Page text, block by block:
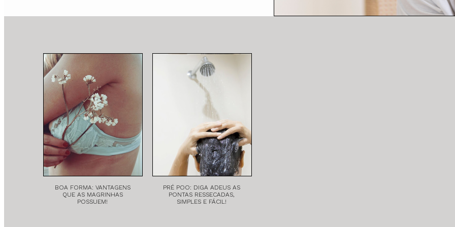
BOA FORMA: VANTAGENS
QUE AS MAGRINHAS
POSSUEM!
PRÉ POO: DIGA ADEUS AS
PONTAS RESSECADAS,
SIMPLES E FÁCIL!